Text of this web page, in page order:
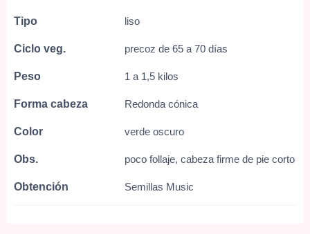
Tipo
Ciclo veg.
Peso
Forma cabeza
Color
Obs.
Obtención
liso
precoz de 65 a 70 días
1 a 1,5 kilos
Redonda cónica
verde oscuro
poco follaje, cabeza firme de pie corto
Semillas Music